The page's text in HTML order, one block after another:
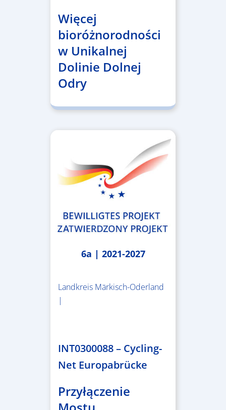
Więcej
bioróżnorodności
w Unikalnej
Dolinie Dolnej
Odry
6a | 2021-2027
Landkreis Märkisch-Oderland
|
INT0300088 – Cycling-
Net Europabrücke
Przyłączenie